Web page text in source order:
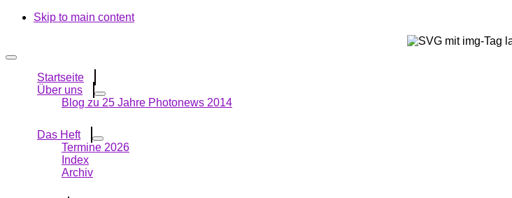
Skip to main content
Startseite
Über uns
Blog zu 25 Jahre Photonews 2014
Das Heft
Termine 2026
Index
Archiv